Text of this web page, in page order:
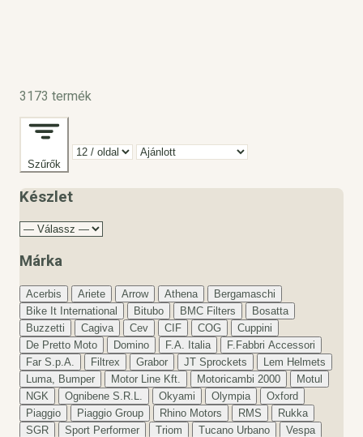
3173 termék
Szűrők
Készlet
Márka
Acerbis Ariete Arrow Athena
Bergamaschi
Bike It International
Bitubo BMC Filters
Bosatta
Buzzetti
Cagiva Cev CIF COG
Cuppini
De Pretto Moto
Domino F.A. Italia
F.Fabbri Accessori
Far S.p.A.
Filtrex Grabor JT Sprockets
Lem Helmets
Luma, Bumper
Motor Line Kft. Motoricambi 2000
Motul
NGK
Ognibene S.R.L. Okyami Olympia
Oxford
Piaggio
Piaggio Group Rhino Motors RMS
Rukka
SGR
Sport Performer Triom Tucano Urbano Vespa